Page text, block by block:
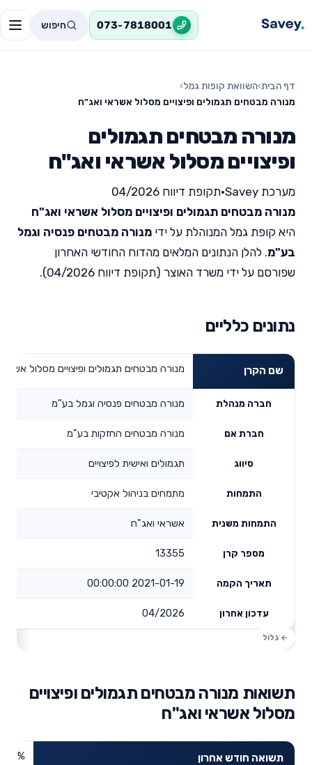
073-7818001 חיפוש
דף הבית›השוואת קופות גמל›
מנורה מבטחים תגמולים ופיצויים מסלול אשראי ואג"ח
מנורה מבטחים תגמולים
ופיצויים מסלול אשראי ואג"ח
מערכת Savey •תקופת דיווח 04/2026
מנורה מבטחים תגמולים ופיצויים מסלול אשראי ואג"ח
היא קופת גמל המנוהלת על ידי מנורה מבטחים פנסיה וגמל
בע"מ. להלן הנתונים המלאים מהדוח החודשי האחרון
שפורסם על ידי משרד האוצר (תקופת דיווח 04/2026).
נתונים כלליים
שם הקרן מנורה מבטחים תגמולים ופיצויים מסלול
חברה מנהלת מנורה מבטחים פנסיה וגמל בע"מ
חברת אם מנורה מבטחים החזקות בע"מ
סיווג תגמולים ואישית לפיצויים
התמחות מתמחים בניהול אקטיבי
התמחות משנית אשראי ואג"ח
מספר קרן 13355
תאריך הקמה 2021-01-19 00:00:00
עדכון אחרון 04/2026
תשואות מנורה מבטחים תגמולים ופיצויים
מסלול אשראי ואג"ח
תשואה חודש אחרון